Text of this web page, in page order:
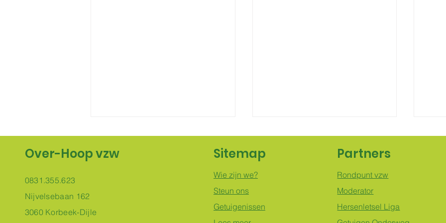
Nieuwsbrief maart 2026
Beste lotgenoten, Sinds de
vernieuwd aanbod, een bredere
doelgroep en een geëngageerd
Nieuwsbrief februari
2026
Beste lotgenoten, Heel graag
delen we onderstaande
uitnodiging die we ontvingen van
dokter Catharine Vanderlinden
van UZ Gent en van Stef Valee,
Over-Hoop vzw
0831.355.623
Nijvelsebaan 162
3060 Korbeek-Dijle
Sitemap
Wie zijn we?
Steun ons
Getuigenissen
Partners
Rondpunt vzw
Moderator
Hersenletsel Liga